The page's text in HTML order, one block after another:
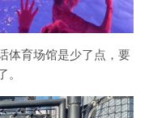
体育场馆是少了点，要